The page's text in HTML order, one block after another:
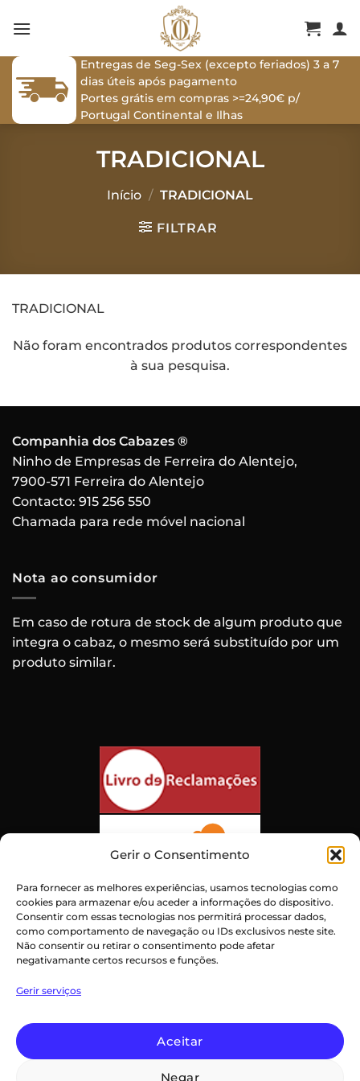
Gerir o Consentimento
Para fornecer as melhores experiências, usamos tecnologias como
cookies para armazenar e/ou aceder a informações do dispositivo.
Consentir com essas tecnologias nos permitirá processar dados,
como comportamento de navegação ou IDs exclusivos neste site.
Não consentir ou retirar o consentimento pode afetar
negativamante certos recursos e funções.
Gerir serviços
Aceitar
Negar
Entregas de Seg-Sex (excepto feriados) 3 a 7
dias úteis após pagamento
Portes grátis em compras >=24,90€ p/
Portugal Continental e Ilhas
TRADICIONAL
Início / TRADICIONAL
FILTRAR
TRADICIONAL
Não foram encontrados produtos correspondentes
à sua pesquisa.
Companhia dos Cabazes ®
Ninho de Empresas de Ferreira do Alentejo,
7900-571 Ferreira do Alentejo
Contacto: 915 256 550
Chamada para rede móvel nacional
Nota ao consumidor
Em caso de rotura de stock de algum produto que
integra o cabaz, o mesmo será substituído por um
produto similar.